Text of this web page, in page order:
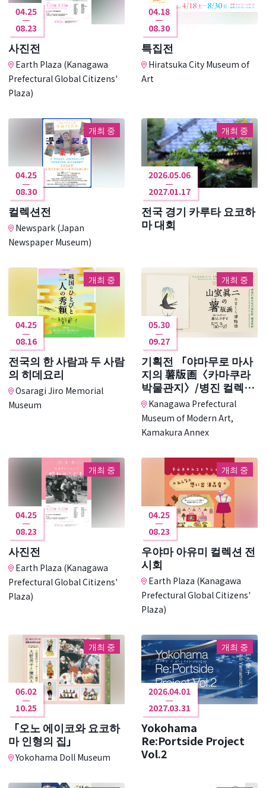
04.25
08.23
사진전
Earth Plaza (Kanagawa
Prefectural Global Citizens'
Plaza)
04.18
08.30
특집전
Hiratsuka City Museum of
Art
개최 중
04.25
08.30
컬렉션전
Newspark (Japan
Newspaper Museum)
개최 중
2026.05.06
2027.01.17
전국 경기 카루타 요코하
마 대회
개최 중
04.25
08.16
전국의 한 사람과 두 사람
의 히데요리
Osaragi Jiro Memorial
Museum
개최 중
05.30
09.27
기획전 「야마무로 마사
지의 薯版画〈카마쿠라
박물관지〉/병진 컬렉션
생활에서」
Kanagawa Prefectural
Museum of Modern Art,
Kamakura Annex
개최 중
04.25
08.23
사진전
Earth Plaza (Kanagawa
Prefectural Global Citizens'
Plaza)
개최 중
04.25
08.23
우야마 아유미 컬렉션 전
시회
Earth Plaza (Kanagawa
Prefectural Global Citizens'
Plaza)
개최 중
06.02
10.25
「오노 에이코와 요코하
마 인형의 집」
Yokohama Doll Museum
개최 중
2026.04.01
2027.03.31
Yokohama
Re:Portside Project
Vol.2